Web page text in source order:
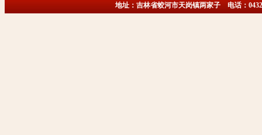
地址：吉林省蛟河市天岗镇两家子 电话：